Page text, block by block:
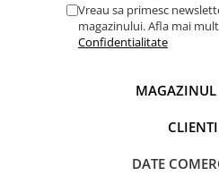
Vreau sa primesc
magazinului. Afla mai
Confidentialitate
MAGAZINUL
CLIENTI
DATE